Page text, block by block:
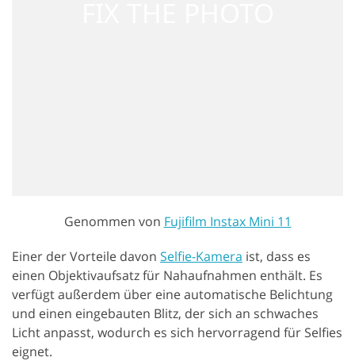
Genommen von Fujifilm Instax Mini 11
Einer der Vorteile davon Selfie-Kamera ist, dass es
einen Objektivaufsatz für Nahaufnahmen enthält. Es
verfügt außerdem über eine automatische Belichtung
und einen eingebauten Blitz, der sich an schwaches
Licht anpasst, wodurch es sich hervorragend für Selfies
eignet.